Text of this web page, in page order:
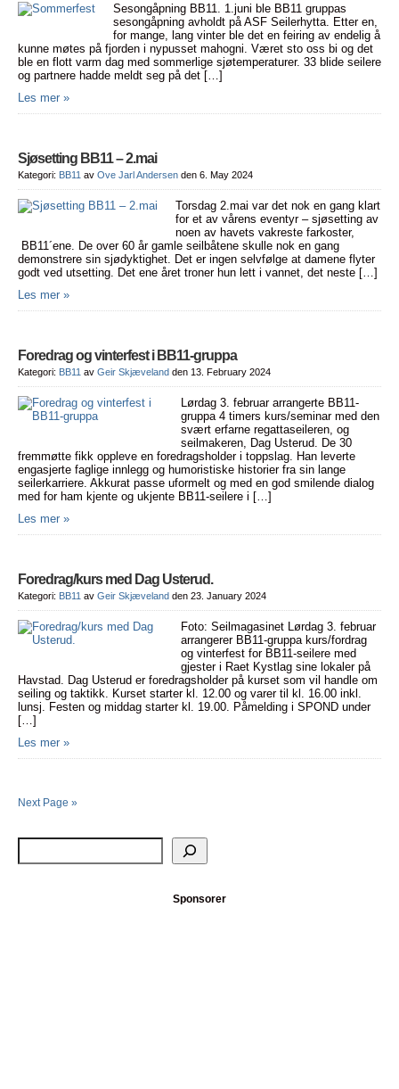
Sesongåpning BB11. 1.juni ble BB11 gruppas
sesongåpning avholdt på ASF Seilerhytta. Etter en,
for mange, lang vinter ble det en feiring av endelig å
kunne møtes på fjorden i nypusset mahogni. Været sto oss bi og det
ble en flott varm dag med sommerlige sjøtemperaturer. 33 blide seilere
og partnere hadde meldt seg på det […]
Les mer »
Sjøsetting BB11 – 2.mai
Kategori: BB11 av Ove Jarl Andersen den 6. May 2024
Torsdag 2.mai var det nok en gang klart
for et av vårens eventyr – sjøsetting av
noen av havets vakreste farkoster,
BB11´ene. De over 60 år gamle seilbåtene skulle nok en gang
demonstrere sin sjødyktighet. Det er ingen selvfølge at damene flyter
godt ved utsetting. Det ene året troner hun lett i vannet, det neste […]
Les mer »
Foredrag og vinterfest i BB11-gruppa
Kategori: BB11 av Geir Skjæveland den 13. February 2024
Lørdag 3. februar arrangerte BB11-
gruppa 4 timers kurs/seminar med den
svært erfarne regattaseileren, og
seilmakeren, Dag Usterud. De 30
fremmøtte fikk oppleve en foredragsholder i toppslag. Han leverte
engasjerte faglige innlegg og humoristiske historier fra sin lange
seilerkarriere. Akkurat passe uformelt og med en god smilende dialog
med for ham kjente og ukjente BB11-seilere i […]
Les mer »
Foredrag/kurs med Dag Usterud.
Kategori: BB11 av Geir Skjæveland den 23. January 2024
Foto: Seilmagasinet Lørdag 3. februar
arrangerer BB11-gruppa kurs/fordrag
og vinterfest for BB11-seilere med
gjester i Raet Kystlag sine lokaler på
Havstad. Dag Usterud er foredragsholder på kurset som vil handle om
seiling og taktikk. Kurset starter kl. 12.00 og varer til kl. 16.00 inkl.
lunsj. Festen og middag starter kl. 19.00. Påmelding i SPOND under
[…]
Les mer »
Next Page »
Sponsorer